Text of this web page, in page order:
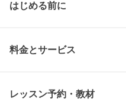
はじめる前に
料金とサービス
レッスン予約・教材